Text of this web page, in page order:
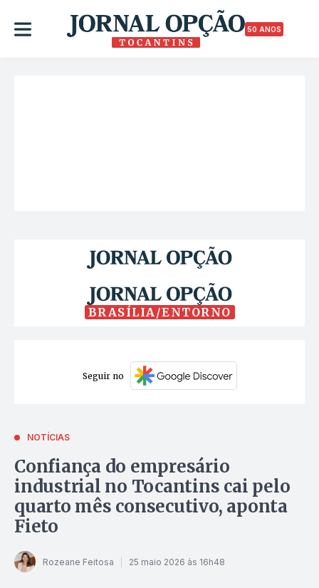
50 ANOS
BRASÍLIA/ENTORNO
Seguir no
NOTÍCIAS
Confiança do empresário
industrial no Tocantins cai pelo
quarto mês consecutivo, aponta
Fieto
Rozeane Feitosa 25 maio 2026 às 16h48